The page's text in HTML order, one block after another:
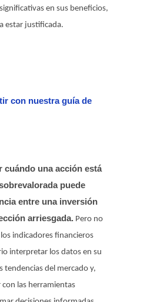
en sus beneficios,
estar justificada.
con nuestra guía de
cuándo una acción está
puede
entre una inversión
arriesgada. Pero no
indicadores financieros
interpretar los datos en su
tendencias del mercado y,
las herramientas